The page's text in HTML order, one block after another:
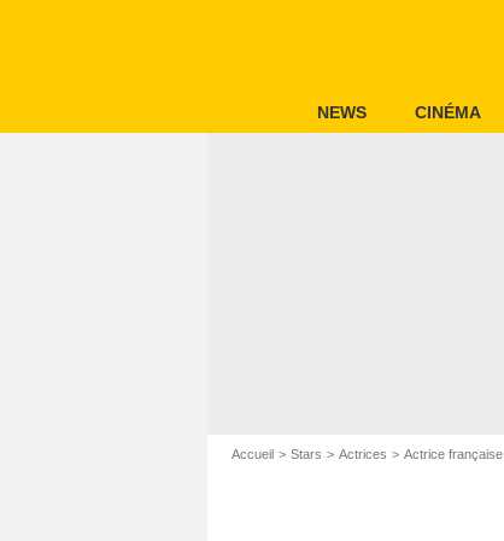
NEWS CINÉMA
Accueil Stars Actrices Actrice française